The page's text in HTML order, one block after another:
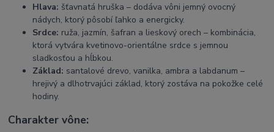
Hlava: šťavnatá hruška – dodáva vôni jemný ovocný
nádych, ktorý pôsobí ľahko a energicky.
Srdce: ruža, jazmín, šafran a lieskový orech – kombinácia,
ktorá vytvára kvetinovo-orientálne srdce s jemnou
sladkosťou a hĺbkou.
Základ: santalové drevo, vanilka, ambra a labdanum –
hrejivý a dlhotrvajúci základ, ktorý zostáva na pokožke celé
hodiny.
Charakter vône: